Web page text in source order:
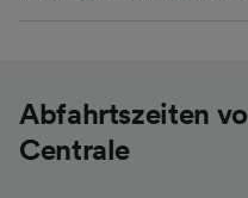
Abfahrtszeiten
Centrale